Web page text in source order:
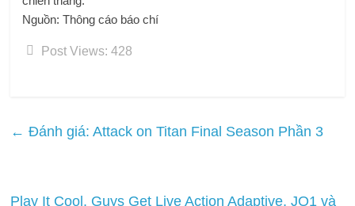
Nguồn: Thông cáo báo chí
Post Views: 428
← Đánh giá: Attack on Titan Final Season Phần 3
Play It Cool, Guys Get Live Action Adaptive, JO1 và